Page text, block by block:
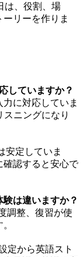
は、役割、場
リーを作りま
していますか？
に対応していま
ニングになり
安定していま
確認すると安心で
は違いますか？
調整、復習が使
定から英語スト